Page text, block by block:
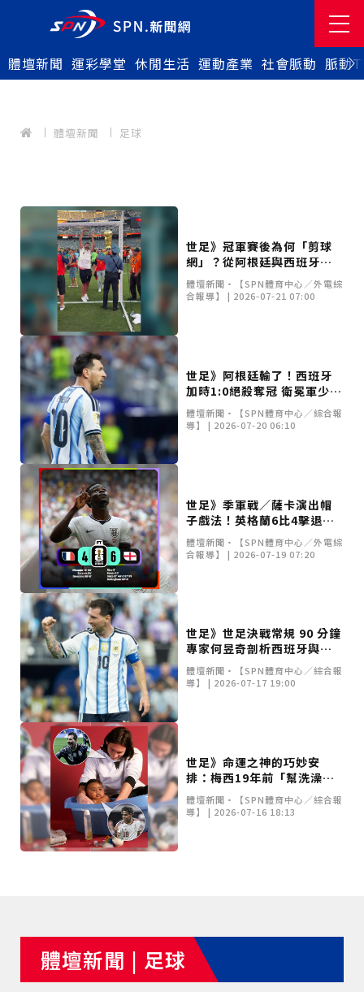
體壇新聞 運彩學堂 休閒生活 運動產業 社會脈動 脈動
體壇新聞 足球
世足》冠軍賽後為何「剪球
網」？從阿根廷與西班牙之
戰，解析足球奪冠獨特慶祝
傳統
體壇新聞•【SPN體育中心／外電綜
合報導】 | 2026-07-21 07:00
世足》阿根廷輸了！西班牙
加時1:0絕殺奪冠 衛冕軍少踢
一人無力回天
體壇新聞•【SPN體育中心／綜合報
導】 | 2026-07-20 06:10
世足》季軍戰／薩卡演出帽
子戲法！英格蘭6比4擊退法
國奪銅牌
體壇新聞•【SPN體育中心／外電綜
合報導】 | 2026-07-19 07:20
世足》世足決戰常規 90 分鐘
專家何昱奇剖析西班牙與阿
根廷之爭
體壇新聞•【SPN體育中心／綜合報
導】 | 2026-07-17 19:00
世足》命運之神的巧妙安
排：梅西19年前「幫洗澡」
嬰兒 如今世界盃決賽與亞馬
爾上演對決
體壇新聞•【SPN體育中心／綜合報
導】 | 2026-07-16 18:13
體壇新聞 | 足球